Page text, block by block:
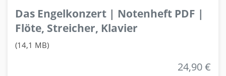
Das Engelkonzert | Notenheft PDF |
Flöte, Streicher, Klavier
(14,1 MB)
24,90 €